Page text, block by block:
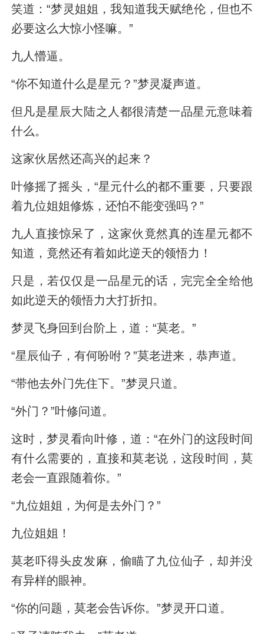
笑道：“梦灵姐姐，我知道我天赋绝伦，但也不
必要这么大惊小怪嘛。”
九人懵逼。
“你不知道什么是星元？”梦灵凝声道。
但凡是星辰大陆之人都很清楚一品星元意味着
什么。
这家伙居然还高兴的起来？
叶修摇了摇头，“星元什么的都不重要，只要跟
着九位姐姐修炼，还怕不能变强吗？”
九人直接惊呆了，这家伙竟然真的连星元都不
知道，竟然还有着如此逆天的领悟力！
只是，若仅仅是一品星元的话，完完全全给他
如此逆天的领悟力大打折扣。
梦灵飞身回到台阶上，道：“莫老。”
“星辰仙子，有何吩咐？”莫老进来，恭声道。
“带他去外门先住下。”梦灵只道。
“外门？”叶修问道。
这时，梦灵看向叶修，道：“在外门的这段时间
有什么需要的，直接和莫老说，这段时间，莫
老会一直跟随着你。”
“九位姐姐，为何是去外门？”
九位姐姐！
莫老吓得头皮发麻，偷瞄了九位仙子，却并没
有异样的眼神。
“你的问题，莫老会告诉你。”梦灵开口道。